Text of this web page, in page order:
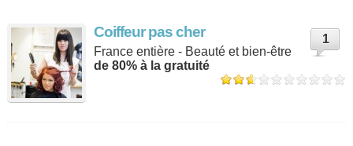
Coiffeur pas cher
1
France entière - Beauté et bien-être
de 80% à la gratuité